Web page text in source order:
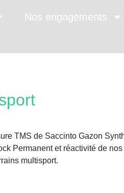
Nos engagements
TMS de Saccinto Gazon
Permanent et réactivité de
multisport.